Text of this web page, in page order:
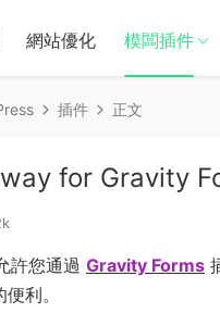
網站優化 模闆插件
插件 正文
for Gravity
許您通過 Gravity Forms
利。